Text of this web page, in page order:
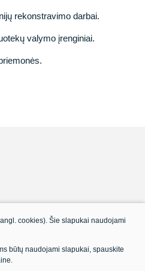
rekonstravimo darbai.
valymo įrenginiai.
cookies). Šie slapukai naudojami
būtų naudojami slapukai, spauskite